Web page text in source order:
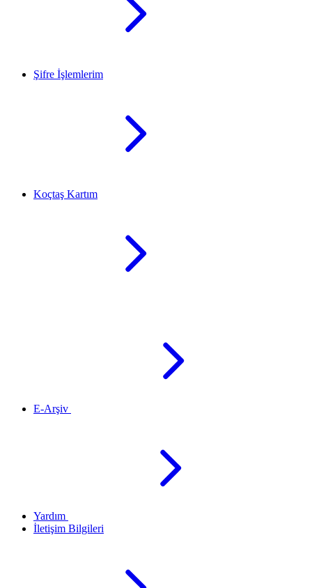
Şifre İşlemlerim
Koçtaş Kartım
E-Arşiv
Yardım
İletişim Bilgileri